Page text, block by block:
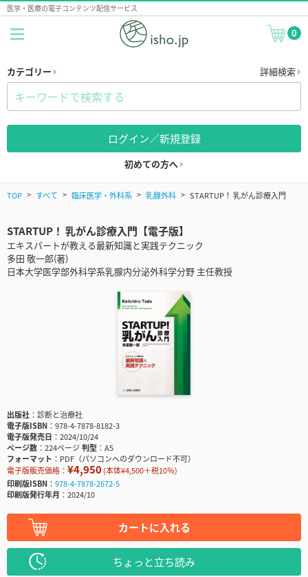
医学・医療の電子コンテンツ配信サービス
0
カテゴリー 詳細検索
ログイン／新規登録
初めての方へ
TOP すべて 臨床医学・外科系 乳腺外科 STARTUP！ 乳がん診療入門
STARTUP！ 乳がん診療入門【電子版】
エキスパートが教える最新知識と実践テクニック
多田 敬一郎(著)
日本大学医学部外科学系乳腺内分泌外科学分野 主任教授
出版社
診断と治療社
電子版ISBN
978-4-7878-8182-3
電子版発売日
2024/10/24
ページ数
224ページ判型
A5
フォーマット
PDF（パソコンへのダウンロード不可）
電子版販売価格： ¥4,950(本体¥4,500＋税10％)
印刷版ISBN
978-4-7878-2672-5
印刷版発行年月
2024/10
カートに入れる
ちょっと立ち読み